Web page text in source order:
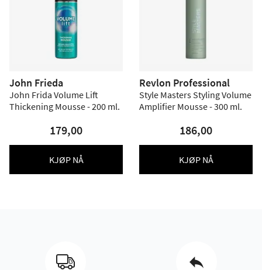
John Frieda
John Frida Volume Lift
Thickening Mousse - 200 ml.
179,00
KJØP NÅ
Revlon Professional
Style Masters Styling Volume
Amplifier Mousse - 300 ml.
186,00
KJØP NÅ